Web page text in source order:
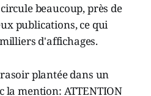
beaucoup, près de
publications, ce qui
d'affichages.
plantée dans un
la mention: ATTENTION